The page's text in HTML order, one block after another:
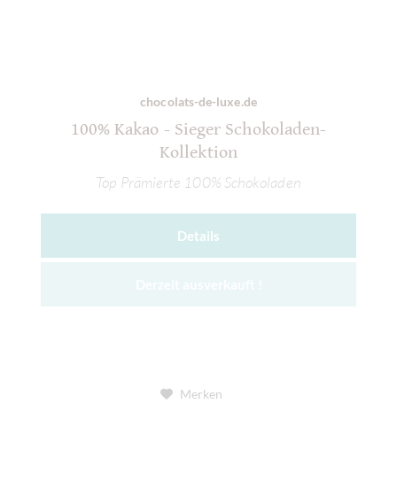
chocolats-de-luxe.de
100% Kakao - Sieger Schokoladen-
Kollektion
Top Prämierte 100% Schokoladen
Details
Merken